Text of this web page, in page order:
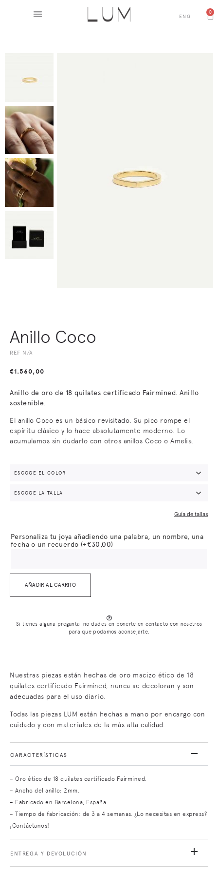
ENG
0
Anillo Coco
REF N/A
€1.560,00
Anillo de oro de 18 quilates certificado Fairmined. Anillo
sostenible.
El anillo Coco es un básico revisitado. Su pico rompe el
espíritu clásico y lo hace absolutamente moderno. Lo
acumulamos sin dudarlo con otros anillos Coco o Amelia.
Guía de tallas
Personaliza tu joya añadiendo una palabra, un nombre, una
fecha o un recuerdo (+€30,00)
AÑADIR AL CARRITO
Si tienes alguna pregunta, no dudes en ponerte en contacto con nosotros
para que podamos aconsejarte.
Nuestras piezas están hechas de oro macizo ético de 18
quilates certificado Fairmined, nunca se decoloran y son
adecuadas para el uso diario.
Todas las piezas LUM están hechas a mano por encargo con
cuidado y con materiales de la más alta calidad.
CARACTERÍSTICAS
– Oro ético de 18 quilates certificado Fairmined.
– Ancho del anillo: 2mm.
– Fabricado en Barcelona, España.
– Tiempo de fabricación: de 3 a 4 semanas. ¿Lo necesitas en express?
¡Contáctanos!
ENTREGA Y DEVOLUCIÓN